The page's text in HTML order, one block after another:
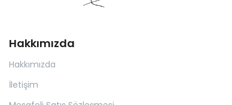
Hakkımızda
Hakkımızda
İletişim